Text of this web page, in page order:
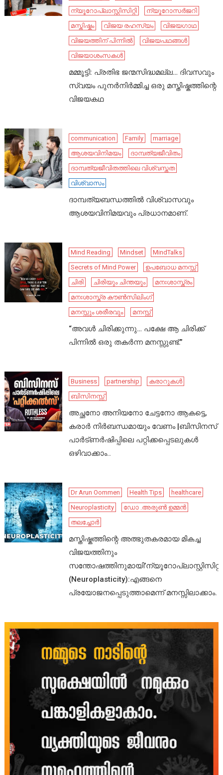
ന്യൂറോപ്ലാസ്റ്റിസിറ്റി
ന്യൂറോസർജറി
മസ്തിഷ്കം
വിജയ രഹസ്യം
വിജയഗാഥ
വിജയത്തിന് പിന്നിൽ
വിജയപഥങ്ങൾ
വിജയാശംസകൾ
മമ്മൂട്ടി: പ്രതിഭ ജന്മസിദ്ധമല്ല… ദിവസവും
സ്വയം പുനർനിർമ്മിച്ച ഒരു മസ്തിഷ്കത്തിന്റെ
വിജയകഥ
communication Family
marriage
ആശയവിനിമയം
ദാമ്പത്യജീവിതം
ദാമ്പത്യജീവിതത്തിലെ വിശ്വസ്തത
വിശ്വാസം
ദാമ്പത്യബന്ധത്തിൽ വിശ്വാസവും
ആശയവിനിമയവും പ്രധാനമാണ്.
Mind Reading Mindset
MindTalks
Secrets of Mind Power
ഉപബോധ മനസ്സ്
ചിരി
ചിരിയും ചിന്തയും
മനഃശാസ്ത്രം
മനഃശാസ്ത്ര കൗൺസിലിംഗ്
മനസ്സും ശരീരവും
മനസ്സ്
“അവൾ ചിരിക്കുന്നു… പക്ഷേ ആ ചിരിക്ക്
പിന്നിൽ ഒരു തകർന്ന മനസ്സുണ്ട്.”
Business partnership
കരാറുകൾ
ബിസിനസ്സ്
അച്ഛനോ അനിയനോ ചേട്ടനോ ആകട്ടെ,
കരാർ നിർബന്ധമായും വേണം |ബിസിനസ്
പാർട്ണർഷിപ്പിലെ പറ്റിക്കപ്പെടലുകൾ
ഒഴിവാക്കാം..
Dr Arun Oommen Health Tips
healthcare
Neuroplasticity
ഡോ .അരുൺ ഉമ്മൻ
തലച്ചോർ
മസ്തിഷ്കത്തിന്റെ അത്ഭുതകരമായ മികച്ച
വിജയത്തിനും
സന്തോഷത്തിനുമായി’ന്യൂറോപ്ലാസ്റ്റിസിറ്റി’
(Neuroplasticity):എങ്ങനെ
പ്രയോജനപ്പെടുത്താമെന്ന് മനസ്സിലാക്കാം.